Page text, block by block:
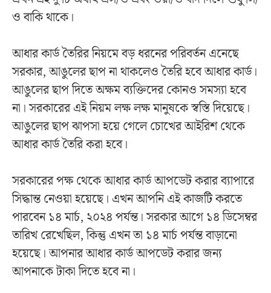
ও বাকি থাকে।
আধার কার্ড তৈরির নিয়মে বড় ধরনের পরিবর্তন এনেছে
সরকার, আঙুলের ছাপ না থাকলেও তৈরি হবে আধার কার্ড।
আঙুলের ছাপ দিতে অক্ষম ব্যক্তিদের কোনও সমস্যা হবে
না। সরকারের এই নিয়ম লক্ষ লক্ষ মানুষকে স্বস্তি দিয়েছে।
আঙুলের ছাপ ঝাপসা হয়ে গেলে চোখের আইরিশ থেকে
আধার কার্ড তৈরি করা হবে।
সরকারের পক্ষ থেকে আধার কার্ড আপডেট করার ব্যাপারে
সিদ্ধান্ত নেওয়া হয়েছে। এখন আপনি এই কাজটি করতে
পারবেন ১৪ মার্চ, ২০২৪ পর্যন্ত। সরকার আগে ১৪ ডিসেম্বর
তারিখ রেখেছিল, কিন্তু এখন তা ১৪ মার্চ পর্যন্ত বাড়ানো
হয়েছে। আপনার আধার কার্ড আপডেট করার জন্য
আপনাকে টাকা দিতে হবে না।